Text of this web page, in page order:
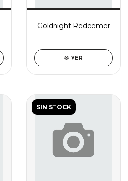
Goldnight Redeemer
VER
SIN STOCK